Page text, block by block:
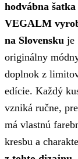
hodvábna šatka
VEGALM
na Slovensku je
originálny
doplnok z
edície. Každý
vzniká ručne,
má vlastnú
kresbu a